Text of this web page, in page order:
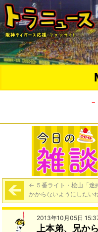
← ５番ライト・桧山「迷
かからないようにしたいね
2013年10月05日
上本弟、兄か